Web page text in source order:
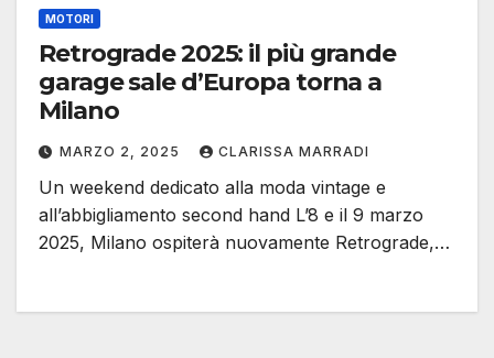
MOTORI
Retrograde 2025: il più grande
garage sale d’Europa torna a
Milano
MARZO 2, 2025 CLARISSA MARRADI
Un weekend dedicato alla moda vintage e
all’abbigliamento second hand L’8 e il 9 marzo
2025, Milano ospiterà nuovamente Retrograde,…